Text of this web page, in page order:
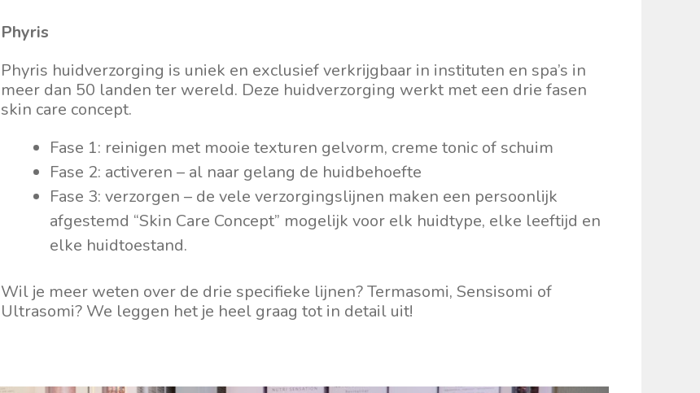
Phyris
Phyris huidverzorging is uniek en exclusief verkrijgbaar in instituten en spa’s in
meer dan 50 landen ter wereld. Deze huidverzorging werkt met een drie fasen
skin care concept.
Fase 1: reinigen met mooie texturen gelvorm, creme tonic of schuim
Fase 2: activeren – al naar gelang de huidbehoefte
Fase 3: verzorgen – de vele verzorgingslijnen maken een persoonlijk
afgestemd “Skin Care Concept” mogelijk voor elk huidtype, elke leeftijd en
elke huidtoestand.
Wil je meer weten over de drie specifieke lijnen? Termasomi, Sensisomi of
Ultrasomi? We leggen het je heel graag tot in detail uit!